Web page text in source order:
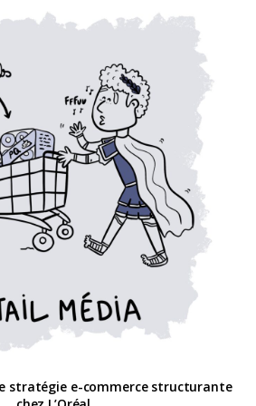
stratégie e-commerce structurante